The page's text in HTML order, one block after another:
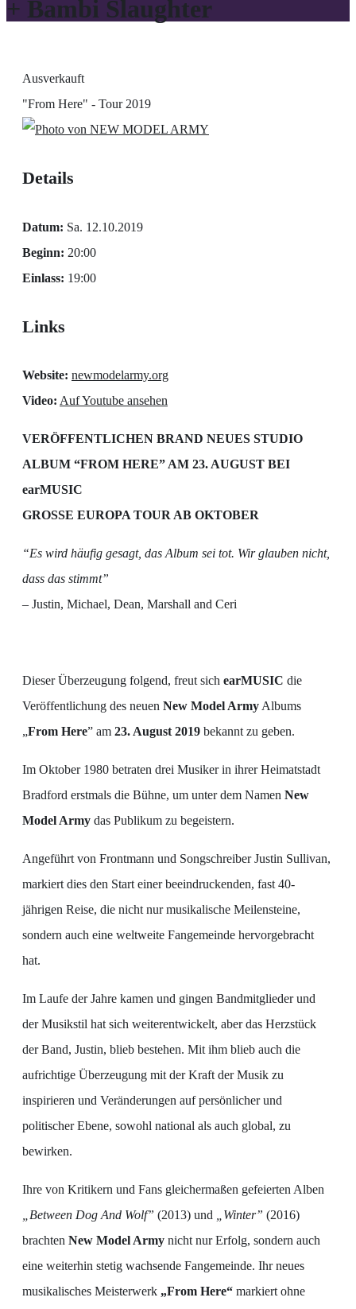
+ Bambi Slaughter
Ausverkauft
"From Here" - Tour 2019
Details
Datum: Sa. 12.10.2019
Beginn: 20:00
Einlass: 19:00
Links
Website: newmodelarmy.org
Video: Auf Youtube ansehen
VERÖFFENTLICHEN BRAND NEUES STUDIO
ALBUM “FROM HERE” AM 23. AUGUST BEI
earMUSIC
GROSSE EUROPA TOUR AB OKTOBER
“Es wird häufig gesagt, das Album sei tot. Wir glauben nicht,
dass das stimmt”
– Justin, Michael, Dean, Marshall and Ceri
Dieser Überzeugung folgend, freut sich earMUSIC die
Veröffentlichung des neuen New Model Army Albums
„From Here” am 23. August 2019 bekannt zu geben.
Im Oktober 1980 betraten drei Musiker in ihrer Heimatstadt
Bradford erstmals die Bühne, um unter dem Namen New
Model Army das Publikum zu begeistern.
Angeführt von Frontmann und Songschreiber Justin Sullivan,
markiert dies den Start einer beeindruckenden, fast 40-
jährigen Reise, die nicht nur musikalische Meilensteine,
sondern auch eine weltweite Fangemeinde hervorgebracht
hat.
Im Laufe der Jahre kamen und gingen Bandmitglieder und
der Musikstil hat sich weiterentwickelt, aber das Herzstück
der Band, Justin, blieb bestehen. Mit ihm blieb auch die
aufrichtige Überzeugung mit der Kraft der Musik zu
inspirieren und Veränderungen auf persönlicher und
politischer Ebene, sowohl national als auch global, zu
bewirken.
Ihre von Kritikern und Fans gleichermaßen gefeierten Alben
„Between Dog And Wolf” (2013) und „Winter” (2016)
brachten New Model Army nicht nur Erfolg, sondern auch
eine weiterhin stetig wachsende Fangemeinde. Ihr neues
musikalisches Meisterwerk „From Here“ markiert ohne